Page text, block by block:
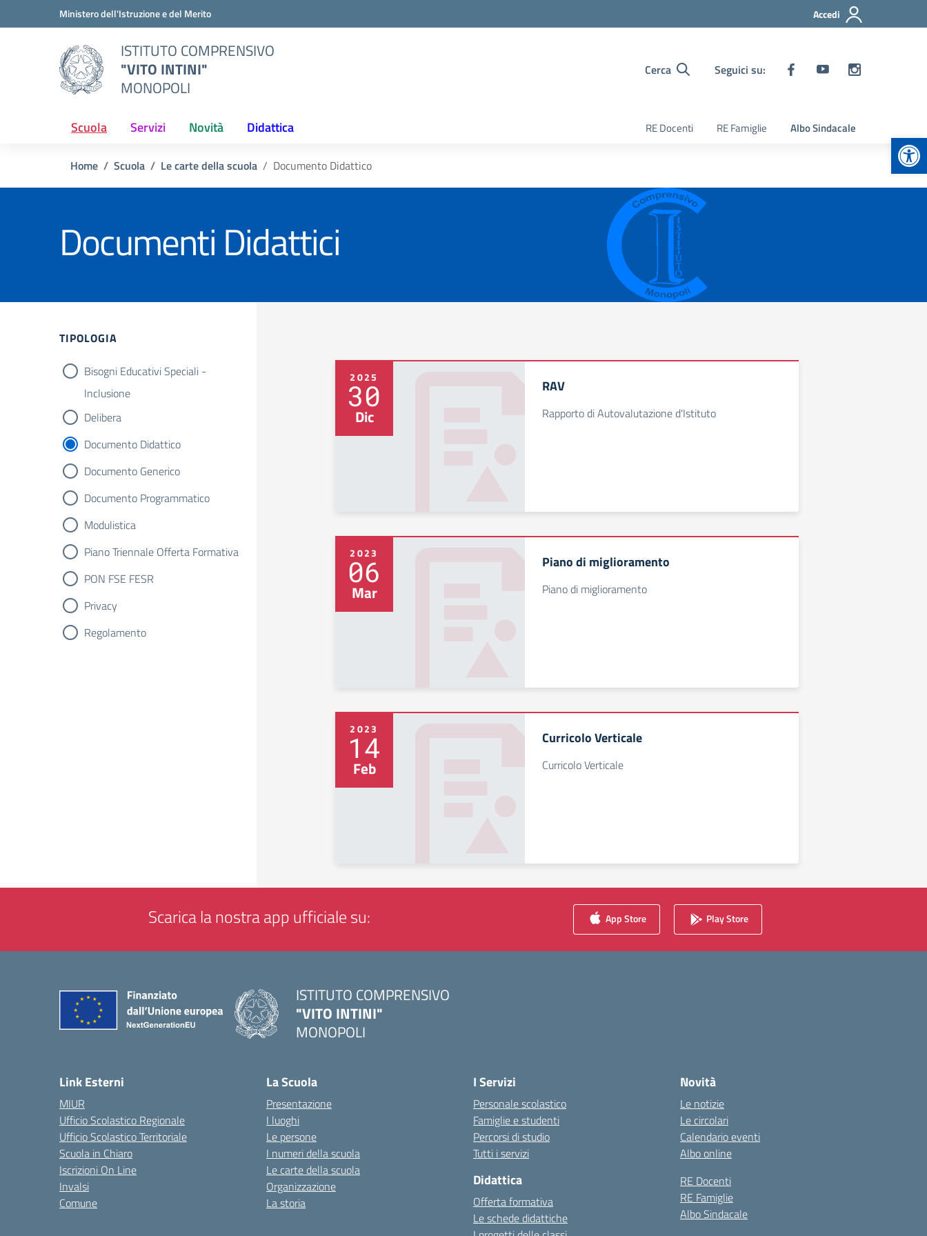
Vai ai contenuti
Vai al menu di navigazioneMinistero dell'Istruzione e del Merito Accedi
ISTITUTO COMPRENSIVO
"VITO INTINI"
MONOPOLI
Cerca Seguici su:
Scuola Servizi Novità Didattica RE Docenti RE Famiglie Albo Sindacale
Home Scuola Le carte della scuola Documento Didattico
Documenti Didattici
Filtri
TIPOLOGIA
Bisogni Educativi Speciali -
Inclusione
Delibera
Documento Didattico
Documento Generico
Documento Programmatico
Modulistica
Piano Triennale Offerta Formativa
PON FSE FESR
Privacy
Regolamento
2025
30
Dic
RAV
Rapporto di Autovalutazione d'Istituto
2023
06
Mar
Piano di miglioramento
Piano di miglioramento
2023
14
Feb
Curricolo Verticale
Curricolo Verticale
Scarica la nostra app ufficiale su: App Store Play Store
ISTITUTO COMPRENSIVO
"VITO INTINI"
MONOPOLI
Link Esterni
MIUR
Ufficio Scolastico Regionale
Ufficio Scolastico Territoriale
Scuola in Chiaro
Iscrizioni On Line
Invalsi
Comune
La Scuola
Presentazione
I luoghi
Le persone
I numeri della scuola
Le carte della scuola
Organizzazione
La storia
I Servizi
Personale scolastico
Famiglie e studenti
Percorsi di studio
Tutti i servizi
Didattica
Offerta formativa
Le schede didattiche
Novità
Le notizie
Le circolari
Calendario eventi
Albo online
RE Docenti
RE Famiglie
Albo Sindacale